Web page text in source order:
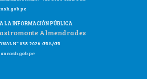
LA INFORMACIÓN PÚBLICA
Almendrades
N° 038-2026-GRA/GR